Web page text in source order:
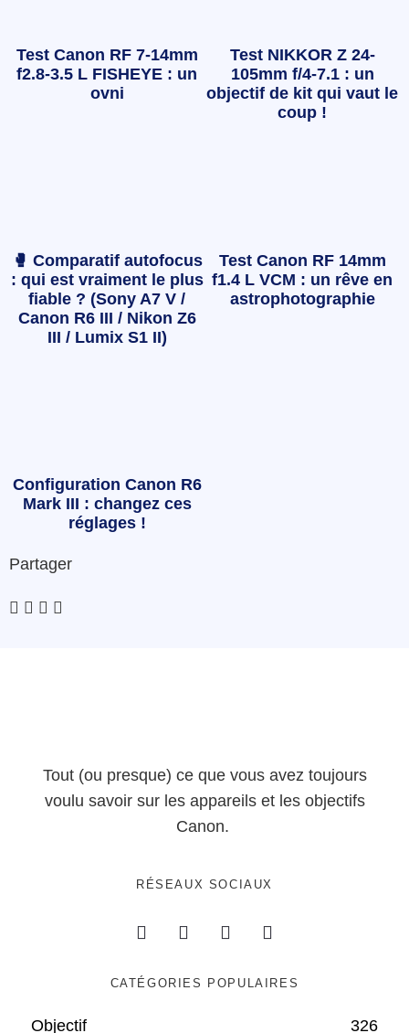
Test Canon RF 7-14mm
f2.8-3.5 L FISHEYE : un
ovni
Test NIKKOR Z 24-
105mm f/4-7.1 : un
objectif de kit qui vaut le
coup !
🥊 Comparatif autofocus
: qui est vraiment le plus
fiable ? (Sony A7 V /
Canon R6 III / Nikon Z6
III / Lumix S1 II)
Test Canon RF 14mm
f1.4 L VCM : un rêve en
astrophotographie
Configuration Canon R6
Mark III : changez ces
réglages !
Partager
Tout (ou presque) ce que vous avez toujours
voulu savoir sur les appareils et les objectifs
Canon.
RÉSEAUX SOCIAUX
CATÉGORIES POPULAIRES
Objectif 326